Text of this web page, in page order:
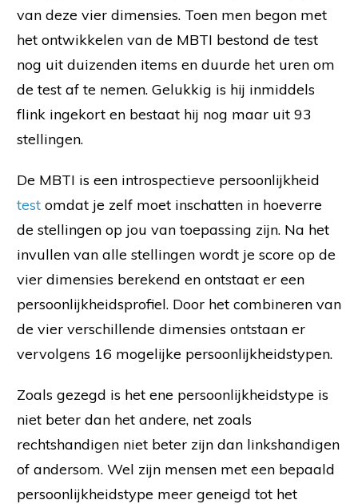
van deze vier dimensies. Toen men begon met
het ontwikkelen van de MBTI bestond de test
nog uit duizenden items en duurde het uren om
de test af te nemen. Gelukkig is hij inmiddels
flink ingekort en bestaat hij nog maar uit 93
stellingen.
De MBTI is een introspectieve persoonlijkheid
test omdat je zelf moet inschatten in hoeverre
de stellingen op jou van toepassing zijn. Na het
invullen van alle stellingen wordt je score op de
vier dimensies berekend en ontstaat er een
persoonlijkheidsprofiel. Door het combineren van
de vier verschillende dimensies ontstaan er
vervolgens 16 mogelijke persoonlijkheidstypen.
Zoals gezegd is het ene persoonlijkheidstype is
niet beter dan het andere, net zoals
rechtshandigen niet beter zijn dan linkshandigen
of andersom. Wel zijn mensen met een bepaald
persoonlijkheidstype meer geneigd tot het